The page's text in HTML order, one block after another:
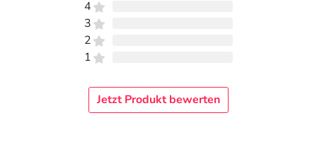
4
3
2
1
Jetzt Produkt bewerten